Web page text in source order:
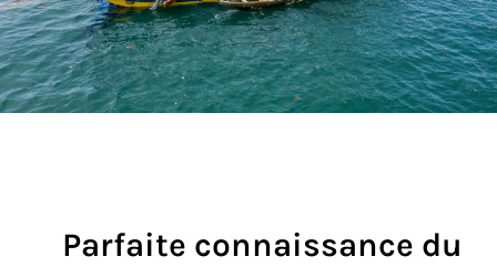
Parfaite connaissance du